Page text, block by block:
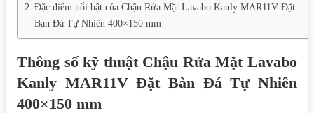
Đặc điểm nổi bật của Chậu Rửa Mặt Lavabo Kanly MAR11V Đặt
Bàn Đá Tự Nhiên 400×150 mm
Thông số kỹ thuật Chậu Rửa Mặt Lavabo
Kanly MAR11V Đặt Bàn Đá Tự Nhiên
400×150 mm